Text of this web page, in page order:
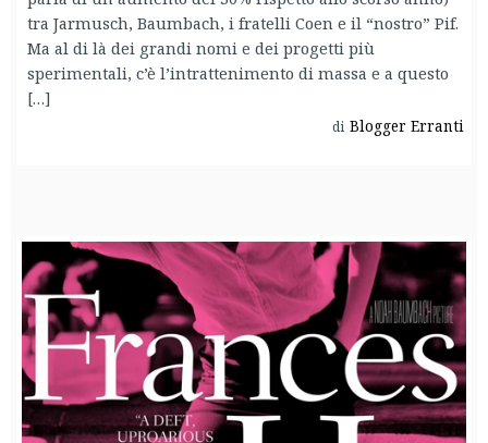
tra Jarmusch, Baumbach, i fratelli Coen e il “nostro” Pif.
Ma al di là dei grandi nomi e dei progetti più
sperimentali, c’è l’intrattenimento di massa e a questo
[…]
di Blogger Erranti